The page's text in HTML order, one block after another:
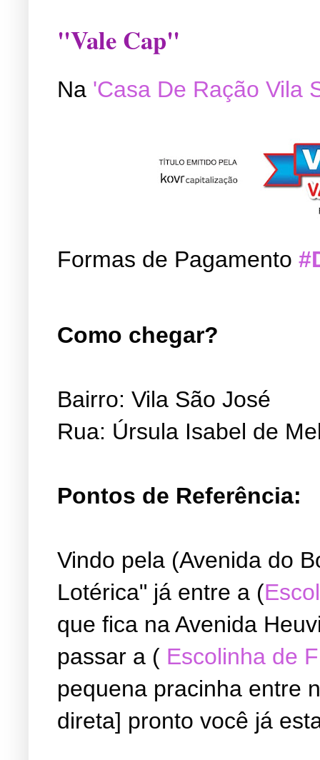
"Vale Cap"
Na 'Casa De Ração Vila
Formas de Pagamento
Como chegar?
Bairro: Vila São José
Rua: Úrsula Isabel de
Pontos de Referência:
Vindo pela (Avenida do
Lotérica" já entre a (
que fica na Avenida
passar a ( Escolinha de
pequena pracinha entre
direta] pronto você já